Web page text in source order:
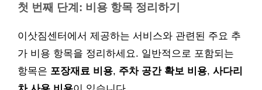
첫 번째 단계: 비용 항목 정리하기
이삿짐센터에서 제공하는 서비스와 관련된 주요 추
가 비용 항목을 정리하세요. 일반적으로 포함되는
항목은 포장재료 비용, 주차 공간 확보 비용, 사다리